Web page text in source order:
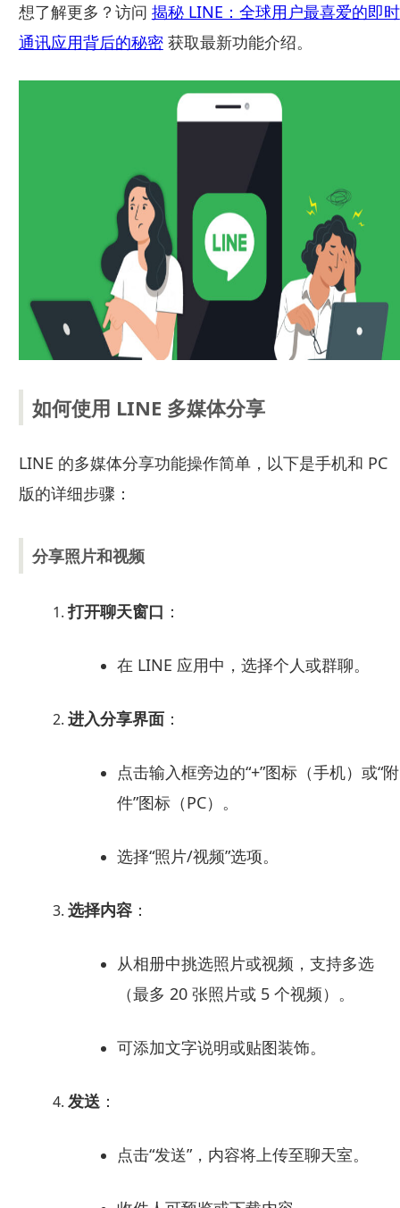
想了解更多？访问 揭秘 LINE：全球用户最喜爱的即时
通讯应用背后的秘密获取最新功能介绍。
如何使用 LINE 多媒体分享
LINE 的多媒体分享功能操作简单，以下是手机和 PC
版的详细步骤：
分享照片和视频
打开聊天窗口 ：
在 LINE 应用中，选择个人或群聊。
进入分享界面：
点击输入框旁边的“+”图标（手机）或“附
件”图标（PC）。
选择“照片/视频”选项。
选择内容：
从相册中挑选照片或视频，支持多选
（最多 20 张照片或 5 个视频）。
可添加文字说明或贴图装饰。
发送：
点击“发送”，内容将上传至聊天室。